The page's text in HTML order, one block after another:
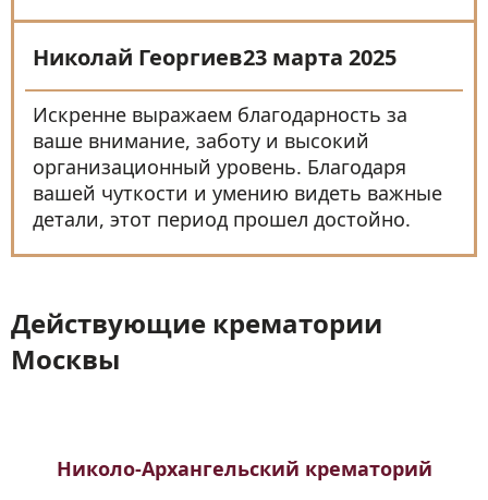
Николай Георгиев23 марта 2025
Искренне выражаем благодарность за
ваше внимание, заботу и высокий
организационный уровень. Благодаря
вашей чуткости и умению видеть важные
детали, этот период прошел достойно.
Действующие крематории
Москвы
Николо-Архангельский крематорий